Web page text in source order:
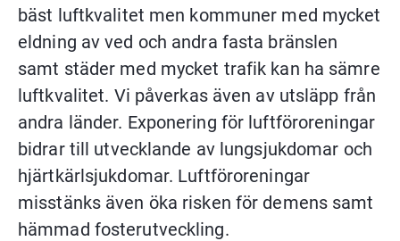
bäst luftkvalitet men kommuner med mycket
eldning av ved och andra fasta bränslen
samt städer med mycket trafik kan ha sämre
luftkvalitet. Vi påverkas även av utsläpp från
andra länder. Exponering för luftföroreningar
bidrar till utvecklande av lungsjukdomar och
hjärtkärlsjukdomar. Luftföroreningar
misstänks även öka risken för demens samt
hämmad fosterutveckling.